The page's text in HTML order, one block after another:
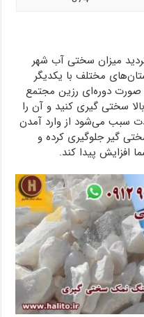
میزان سختی آب شهر
مختلف با یکدیگر
صورت دوره‌ای رزین مجتمع
سختی گیری کنید و آن را
سبب می‌شود از وارد آمدن
گیر جلوگیری کرده و
افزایش پیدا کند.